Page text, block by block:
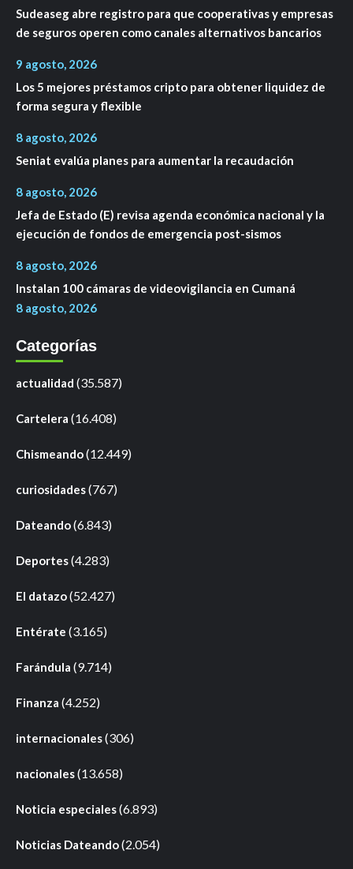
Sudeaseg abre registro para que cooperativas y empresas
de seguros operen como canales alternativos bancarios
9 agosto, 2026
Los 5 mejores préstamos cripto para obtener liquidez de
forma segura y flexible
8 agosto, 2026
Seniat evalúa planes para aumentar la recaudación
8 agosto, 2026
Jefa de Estado (E) revisa agenda económica nacional y la
ejecución de fondos de emergencia post-sismos
8 agosto, 2026
Instalan 100 cámaras de videovigilancia en Cumaná
8 agosto, 2026
Categorías
actualidad (35.587)
Cartelera (16.408)
Chismeando(12.449)
curiosidades(767)
Dateando(6.843)
Deportes(4.283)
El datazo(52.427)
Entérate (3.165)
Farándula (9.714)
Finanza (4.252)
internacionales(306)
nacionales(13.658)
Noticia especiales(6.893)
Noticias Dateando(2.054)